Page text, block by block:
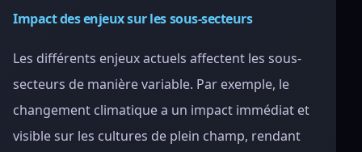
Impact des enjeux sur les sous-secteurs
Les différents enjeux actuels affectent les sous-
secteurs de manière variable. Par exemple, le
changement climatique a un impact immédiat et
visible sur les cultures de plein champ, rendant